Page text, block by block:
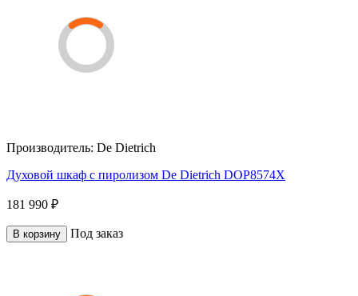
Производитель: De Dietrich
Духовой шкаф с пиролизом De Dietrich DOP8574X
181 990 ₽
В корзину Под заказ